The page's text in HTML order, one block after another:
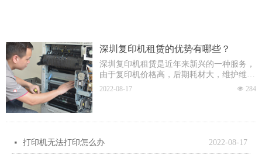
深圳复印机租赁的优势有哪些？
深圳复印机租赁是近年来新兴的一种服务，
由于复印机价格高，后期耗材大，维护维修
工作繁琐，越来越多的企业选择租赁复印机
넶 284
2022-08-17
2022-08-17
넷 打印机无法打印怎么办